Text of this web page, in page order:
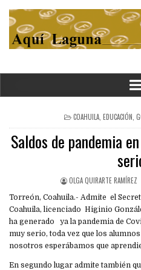
POSTED
IN
COAHUILA EDUCACIÓN
Saldos de pandemia
OLGA QUIRARTE RAMÍREZ
Torreón, Coahuila.- Admite el
Coahuila, licenciado Higinio
ha generado ya la pandemia de
muy serio, toda vez que los
nosotros esperábamos que
En segundo lugar admite también